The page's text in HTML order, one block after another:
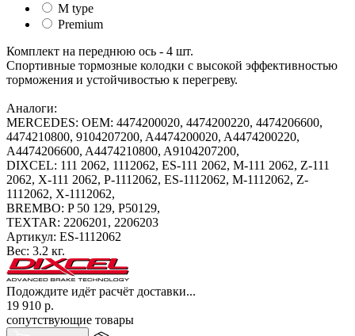
M type
Premium
Комплект на переднюю ось - 4 шт.
Cпортивные тормозные колодки с высокой эффективностью
торможения и устойчивостью к перегреву.
Аналоги:
MERCEDES: OEM: 4474200020, 4474200220, 4474206600,
4474210800, 9104207200, A4474200020, A4474200220,
A4474206600, A4474210800, A9104207200,
DIXCEL: 111 2062, 1112062, ES-111 2062, M-111 2062, Z-111
2062, X-111 2062, P-1112062, ES-1112062, M-1112062, Z-
1112062, X-1112062,
BREMBO: P 50 129, P50129,
TEXTAR: 2206201, 2206203
Артикул: ES-1112062
Вес: 3.2 кг.
Подождите идёт расчёт доставки...
19 910 р.
сопутствующие товары